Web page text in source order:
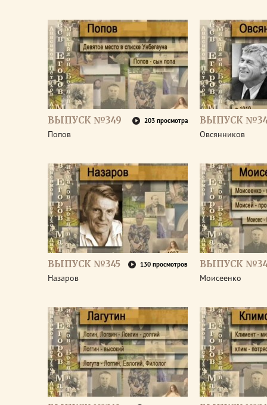
ВЫПУСК №349 203 просмотра
Попов
ВЫПУСК
Овсянников
ВЫПУСК №345 130 просмотров
Назаров
ВЫПУСК
Моисеенко